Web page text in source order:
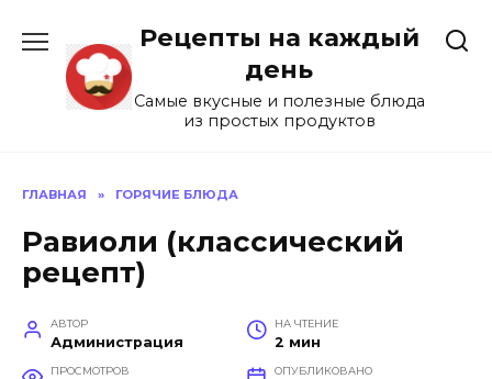
содержанию
Рецепты на каждый
день
Самые вкусные и полезные блюда
из простых продуктов
ГЛАВНАЯ » ГОРЯЧИЕ БЛЮДА
Равиоли (классический
рецепт)
АВТОР
Администрация
НА ЧТЕНИЕ
2 мин
ПРОСМОТРОВ ОПУБЛИКОВАНО